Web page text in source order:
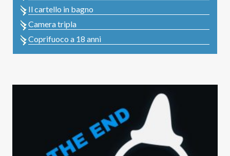
Il cartello in bagno
Camera tripla
Coprifuoco a 18 anni